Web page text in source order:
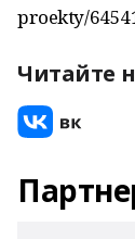
proekty/
Читайте